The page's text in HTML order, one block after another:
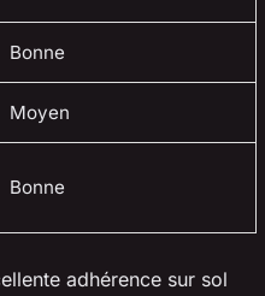
Bonne
Moyen
Bonne
adhérence sur sol